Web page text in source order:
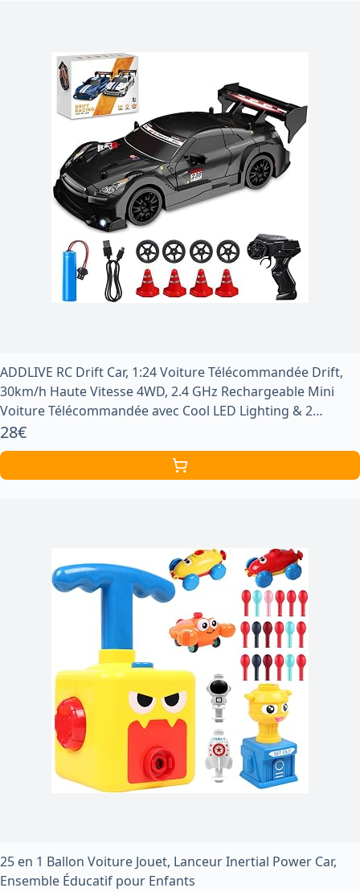
ADDLIVE RC Drift Car, 1:24 Voiture Télécommandée Drift,
30km/h Haute Vitesse 4WD, 2.4 GHz Rechargeable Mini
Voiture Télécommandée avec Cool LED Lighting & 2
Batteries, pour Drift et Race
28€
25 en 1 Ballon Voiture Jouet, Lanceur Inertial Power Car,
Ensemble Éducatif pour Enfants